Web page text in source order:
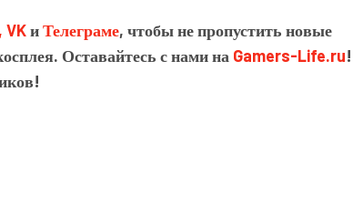
VKиТелеграме, чтобы не пропустить новые
Оставайтесь с нами на Gamers-Life.ru!